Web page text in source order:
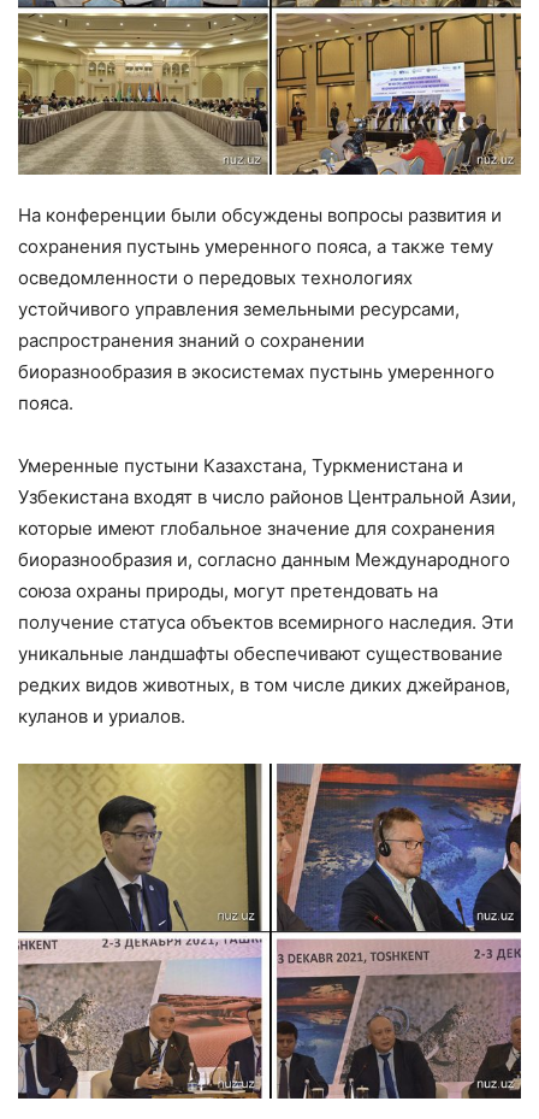
На конференции были обсуждены вопросы развития и
сохранения пустынь умеренного пояса, а также тему
осведомленности о передовых технологиях
устойчивого управления земельными ресурсами,
распространения знаний о сохранении
биоразнообразия в экосистемах пустынь умеренного
пояса.
Умеренные пустыни Казахстана, Туркменистана и
Узбекистана входят в число районов Центральной Азии,
которые имеют глобальное значение для сохранения
биоразнообразия и, согласно данным Международного
союза охраны природы, могут претендовать на
получение статуса объектов всемирного наследия. Эти
уникальные ландшафты обеспечивают существование
редких видов животных, в том числе диких джейранов,
куланов и уриалов.